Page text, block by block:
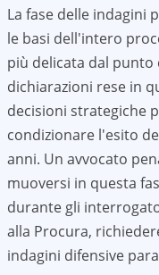
La fase delle indagini
le basi dell'intero
più delicata dal punto
dichiarazioni rese in
decisioni strategiche
condizionare l'esito
anni. Un avvocato
muoversi in questa
durante gli
alla Procura,
indagini difensive